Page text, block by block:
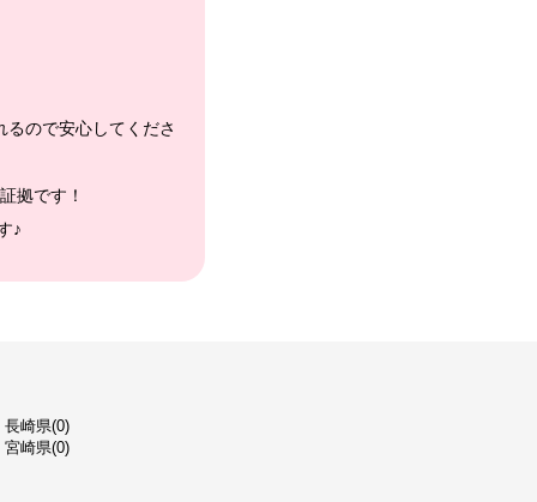
ので安心してくださ
拠です！
♪
長崎県(0)
宮崎県(0)